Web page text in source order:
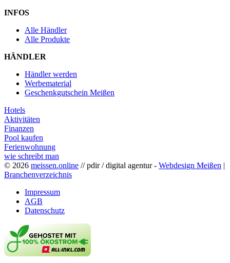
INFOS
Alle Händler
Alle Produkte
HÄNDLER
Händler werden
Werbematerial
Geschenkgutschein Meißen
Hotels
Aktivitäten
Finanzen
Pool kaufen
Ferienwohnung
wie schreibt man
© 2026 meissen.online // pdir / digital agentur - Webdesign Meißen |
Branchenverzeichnis
Impressum
AGB
Datenschutz